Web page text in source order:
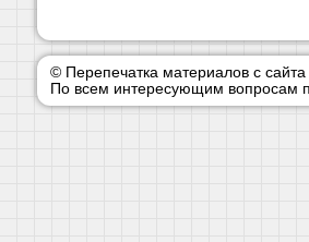
© Перепечатка материалов с сайта
По всем интересующим вопросам